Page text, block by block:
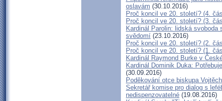
oslavám (30.10.2016)
Proč koncil ve 20. století? (4.
Proč koncil ve 20. století? (3.
Kardinál Parolin: lidská
svědomí (23.10.2016)
Proč koncil ve 20. století? (2.
Proč koncil ve 20. století? (1.
Kardinál Raymond Burke v
Kardinál Dominik Duka:
(30.09.2016)
Poděkování otce biskupa
Sekretář komise pro dialog s
nedispenzovatelné (19.08.2016)